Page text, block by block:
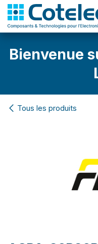
Bienvenue
Tous les produits